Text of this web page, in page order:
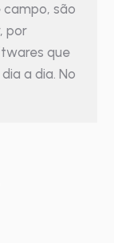
campo, são
por
que
a dia. No